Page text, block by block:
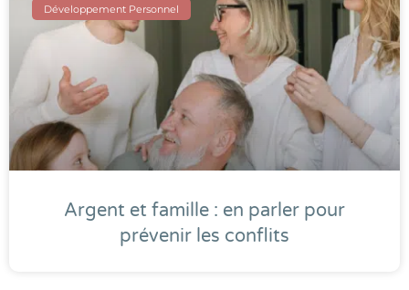
Développement Personnel
Argent et famille : en parler pour
prévenir les conflits